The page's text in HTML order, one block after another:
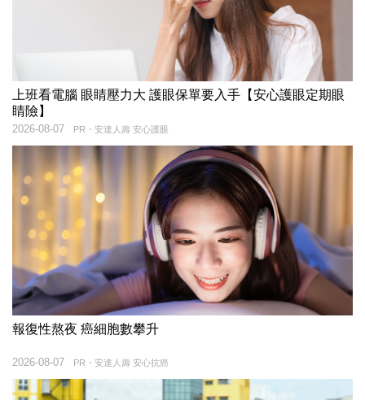
上班看電腦 眼睛壓力大 護眼保單要入手【安心護眼定期眼
睛險】
PR・安達人壽 安心護眼
2026-08-07
報復性熬夜 癌細胞數攀升
PR・安達人壽 安心抗癌
2026-08-07